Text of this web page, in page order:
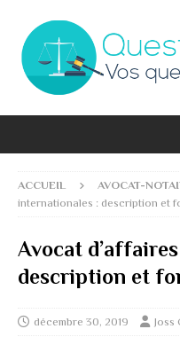
ACCUEIL AVOCAT-
internationales : description et
Avocat
description et
décembre 30, 2019 Joss